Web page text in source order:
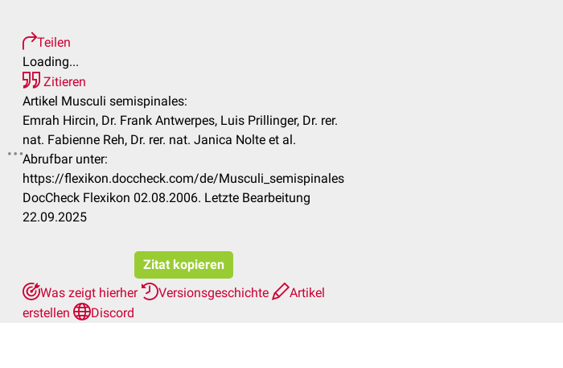
Teilen
Loading...
Zitieren
Artikel Musculi semispinales:
Emrah Hircin, Dr. Frank Antwerpes, Luis Prillinger, Dr. rer.
nat. Fabienne Reh, Dr. rer. nat. Janica Nolte et al.
Abrufbar unter:
https://flexikon.doccheck.com/de/Musculi_semispinales
DocCheck Flexikon 02.08.2006. Letzte Bearbeitung
22.09.2025
Zitat kopieren
Was zeigt hierher
Versionsgeschichte
Artikel
erstellen
Discord